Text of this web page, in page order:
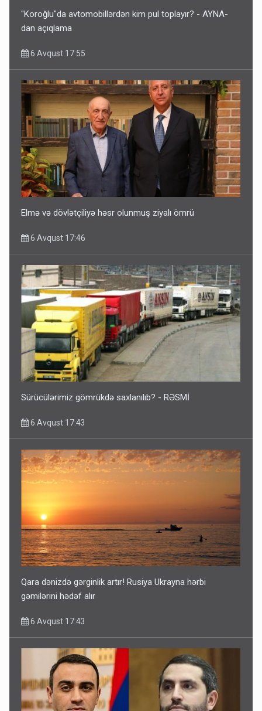
"Koroğlu"da avtomobillərdən kim pul toplayır? - AYNA-
dan açıqlama
6 Avqust 17:55
Elmə və dövlətçiliyə həsr olunmuş ziyalı ömrü
6 Avqust 17:46
Sürücülərimiz gömrükdə saxlanılıb? - RƏSMİ
6 Avqust 17:43
Qara dənizdə gərginlik artır! Rusiya Ukrayna hərbi
gəmilərini hədəf alır
6 Avqust 17:43